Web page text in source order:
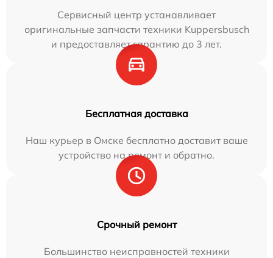
Сервисный центр устанавливает
оригинальные запчасти техники Kuppersbusch
и предоставляет гарантию до 3 лет.
Бесплатная доставка
Наш курьер в Омске бесплатно доставит ваше
устройство на ремонт и обратно.
Срочный ремонт
Большинство неисправностей техники